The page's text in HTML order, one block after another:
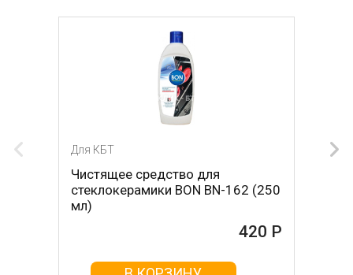
Для КБТ
Чистящее средство для
стеклокерамики BON BN-162 (250
мл)
420 Р
Для КБТ
Скребок для ухода за
стеклокерамикой BON BN-603
В КОРЗИНУ